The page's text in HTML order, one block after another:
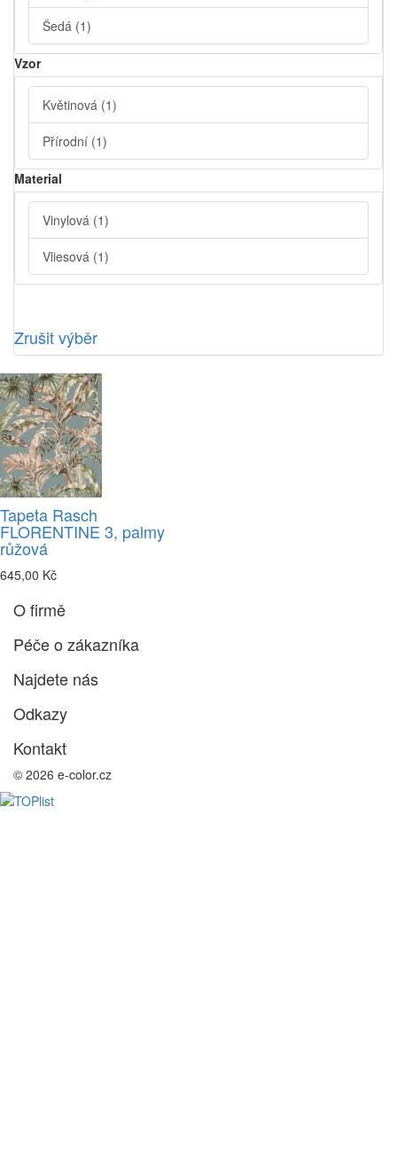
Šedá (1)
Vzor
Květinová (1)
Přírodní (1)
Material
Vinylová (1)
Vliesová (1)
Zrušit výběr
Tapeta Rasch
FLORENTINE 3, palmy
růžová
645,00 Kč
O firmě
Péče o zákazníka
Najdete nás
Odkazy
Kontakt
© 2026 e-color.cz